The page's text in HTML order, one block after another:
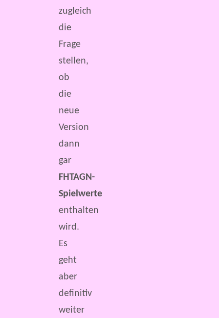
zugleich
die
Frage
stellen,
ob
die
neue
Version
dann
gar
FHTAGN-
Spielwerte
enthalten
wird.
Es
geht
aber
definitiv
weiter